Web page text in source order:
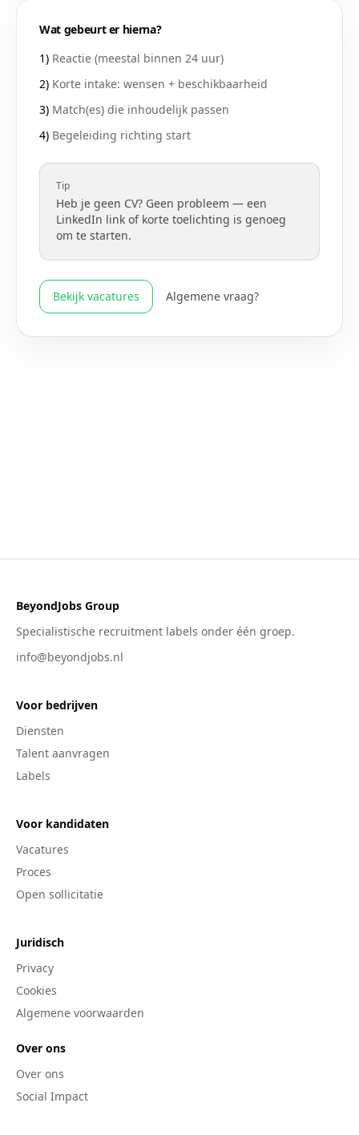
Wat gebeurt er hierna?
1) Reactie (meestal binnen 24 uur)
2) Korte intake: wensen + beschikbaarheid
3) Match(es) die inhoudelijk passen
4) Begeleiding richting start
Tip
Heb je geen CV? Geen probleem — een
LinkedIn link of korte toelichting is genoeg
om te starten.
Bekijk vacatures Algemene vraag?
BeyondJobs Group
Specialistische recruitment labels onder één groep.
info@beyondjobs.nl
Voor bedrijven
Diensten
Talent aanvragen
Labels
Voor kandidaten
Vacatures
Proces
Open sollicitatie
Juridisch
Privacy
Cookies
Algemene voorwaarden
Over ons
Over ons
Social Impact